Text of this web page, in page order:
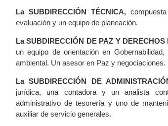
La SUBDIRECCIÓN TÉCNICA,
evaluación y un equipo de planeación.
La SUBDIRECCIÓN DE PAZ Y DERECHOS
un equipo de orientación en
ambiental. Un asesor en Paz y
La SUBDIRECCIÓN DE
jurídica, una contadora y un analista
administrativo de tesorería y uno de
auxiliar de servicio generales.